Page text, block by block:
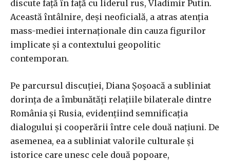
discute față în față cu liderul rus, Vladimir Putin.
Această întâlnire, deși neoficială, a atras atenția
mass-mediei internaționale din cauza figurilor
implicate și a contextului geopolitic
contemporan.
Pe parcursul discuției, Diana Șoșoacă a subliniat
dorința de a îmbunătăți relațiile bilaterale dintre
România și Rusia, evidențiind semnificația
dialogului și cooperării între cele două națiuni. De
asemenea, ea a subliniat valorile culturale și
istorice care unesc cele două popoare,